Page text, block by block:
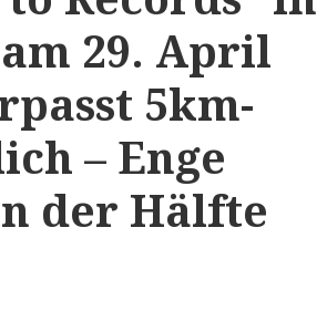
29. April
5km-
– Enge
der Hälfte